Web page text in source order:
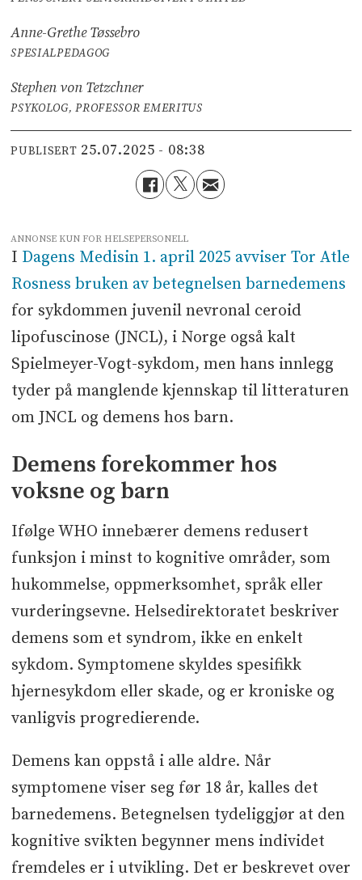
Anne-Grethe Tøssebro
SPESIALPEDAGOG
Stephen von Tetzchner
PSYKOLOG, PROFESSOR EMERITUS
PUBLISERT 25.07.2025 - 08:38
ANNONSE KUN FOR HELSEPERSONELL
I Dagens Medisin 1. april 2025 avviser Tor Atle
Rosness bruken av betegnelsen barnedemens
for sykdommen juvenil nevronal ceroid
lipofuscinose (JNCL), i Norge også kalt
Spielmeyer-Vogt-sykdom, men hans innlegg
tyder på manglende kjennskap til litteraturen
om JNCL og demens hos barn.
Demens forekommer hos
voksne og barn
Ifølge WHO innebærer demens redusert
funksjon i minst to kognitive områder, som
hukommelse, oppmerksomhet, språk eller
vurderingsevne. Helsedirektoratet beskriver
demens som et syndrom, ikke en enkelt
sykdom. Symptomene skyldes spesifikk
hjernesykdom eller skade, og er kroniske og
vanligvis progredierende.
Demens kan oppstå i alle aldre. Når
symptomene viser seg før 18 år, kalles det
barnedemens. Betegnelsen tydeliggjør at den
kognitive svikten begynner mens individet
fremdeles er i utvikling. Det er beskrevet over